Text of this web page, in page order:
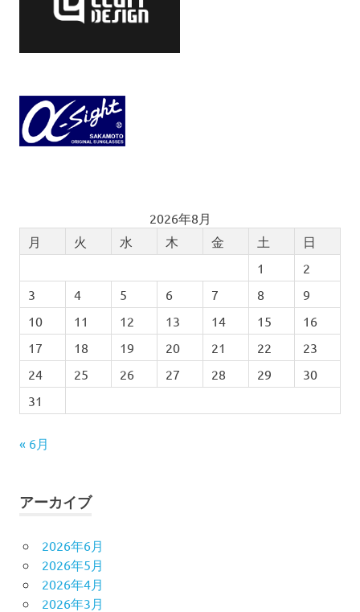
2026年8月
月
火 水 木 金 土
日
1
2
3
4 5 6 7 8
9
10
11 12 13 14 15
16
17
18 19 20 21 22
23
24
25 26 27 28 29
30
31
« 6月
アーカイブ
2026年6月
2026年5月
2026年4月
2026年3月